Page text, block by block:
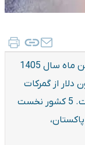
مدیرکل گمرکات استان مرکزی گفت: در فروردین ماه سال 1405
تن کالا به ارزش 108 میلیون دلار از گمرکات
این استان به 37 کشور جهان صادر شده است. 5 کشور نخست